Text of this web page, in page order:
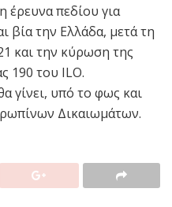
έρευνα πεδίου για
βία την Ελλάδα, μετά τη
και την κύρωση της
190 του ILO.
γίνει, υπό το φως και
Δικαιωμάτων.